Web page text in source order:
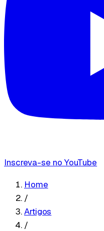
Inscreva-se no YouTube
Home
/
Artigos
/